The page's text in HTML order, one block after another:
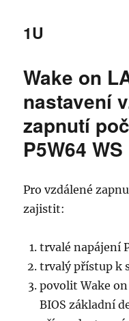
1U
Wake on
nastavení
zapnutí
P5W64
Pro vzdálené
zajistit:
trvalé napájení
trvalý přístup k
povolit Wake
BIOS základní